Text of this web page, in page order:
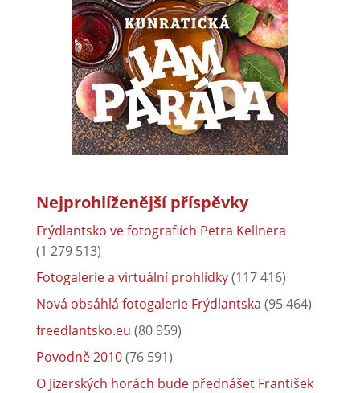
Nejprohlíženější příspěvky
Frýdlantsko ve fotografiích Petra Kellnera
(1 279 513)
Fotogalerie a virtuální prohlídky(117 416)
Nová obsáhlá fotogalerie Frýdlantska (95 464)
freedlantsko.eu (80 959)
Povodně 2010(76 591)
O Jizerských horách bude přednášet František